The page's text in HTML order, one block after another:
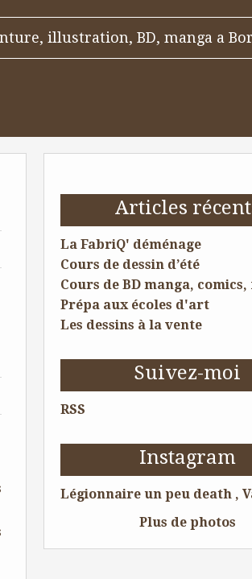
illustration, BD, manga a
Articles
La FabriQ' déménage
Cours de dessin d’été
Prépa aux écoles d'art
Les dessins à la vente
Suivez-moi
RSS
Instagram
Plus de photos